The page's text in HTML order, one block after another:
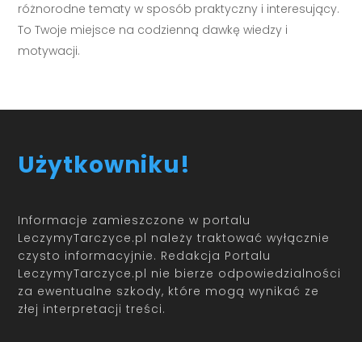
różnorodne tematy w sposób praktyczny i interesujący.
To Twoje miejsce na codzienną dawkę wiedzy i
motywacji.
Użytkowniku!
Informacje zamieszczone w portalu
LeczymyTarczyce.pl należy traktować wyłącznie
czysto informacyjnie. Redakcja Portalu
LeczymyTarczyce.pl nie bierze odpowiedzialności
za ewentualne szkody, które mogą wynikać ze
złej interpretacji treści.